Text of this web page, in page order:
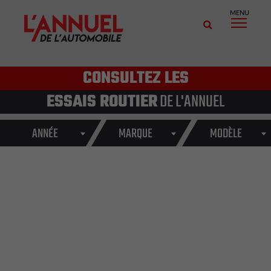
MENU
CONSULTEZ LES
ESSAIS ROUTIERDE L'ANNUEL
ANNÉE MARQUE MODÈLE